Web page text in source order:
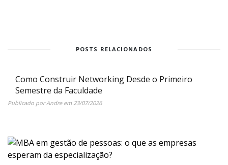
POSTS RELACIONADOS
Como Construir Networking Desde o Primeiro
Semestre da Faculdade
Publicado porAndreem 23/07/2026